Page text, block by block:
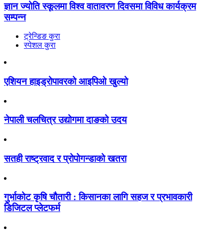
ज्ञान ज्योति स्कूलमा विश्व वातावरण दिवसमा विविध कार्यक्रम
सम्पन्न
ट्रेन्डिङ कुरा
स्पेशल कुरा
एशियन हाइड्रोपावरको आइपिओ खुल्यो
नेपाली चलचित्र उद्योगमा दाङको उदय
सतही राष्ट्रवाद र प्रोपोगन्डाको खतरा
गुर्भाकोट कृषि चौतारी : किसानका लागि सहज र प्रभावकारी
डिजिटल प्लेटफर्म